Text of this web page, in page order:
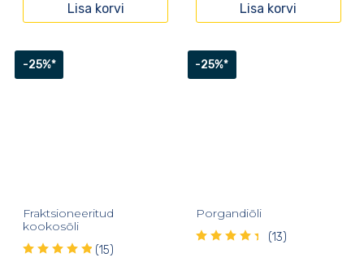
Lisa korvi Lisa korvi
-25%*
Fraktsioneeritud
kookosõli
(15)
-25%*
Porgandiõli
(13)